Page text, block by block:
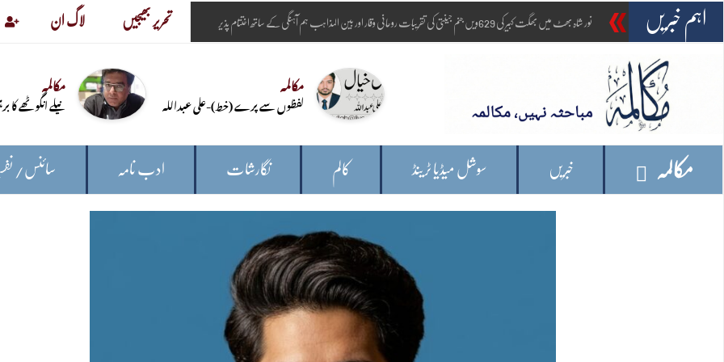
تحریر بھیجیں لاگ ان اہم خبریں امریکہ: وائٹ ہاؤس ک-
مکالمہ
لفظوں سے پرے (خط)-علی عبداللہ
مکالمہ
نیلے انگوٹھے کا
مکالمہ خبریں سوشل میڈیا ٹرینڈ کالم نگارشات ادب نامہ سائنس/